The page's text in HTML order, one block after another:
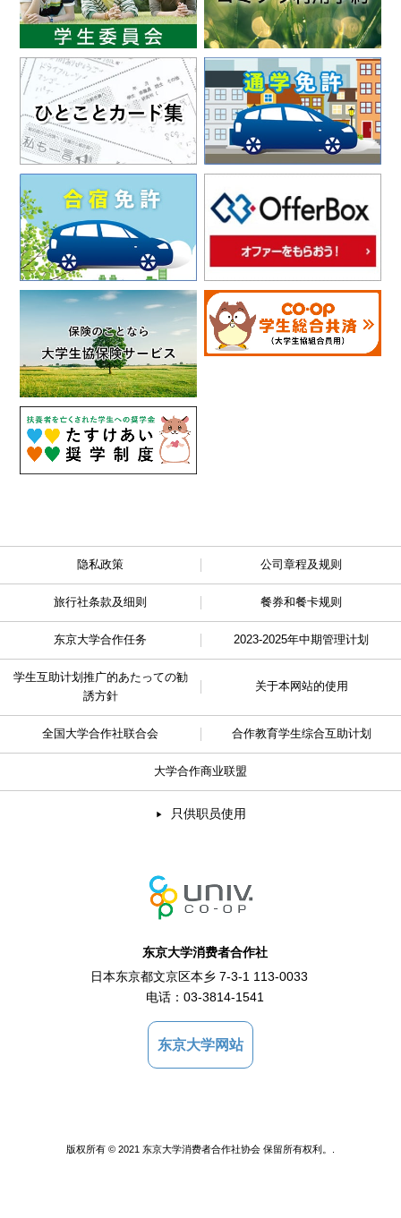
隐私政策 公司章程及规则
旅行社条款及细则 餐券和餐卡规则
东京大学合作任务 2023-2025年中期管理计划
学生互助计划推广的あたっての勧
誘方針
关于本网站的使用
全国大学合作社联合会 合作教育学生综合互助计划
大学合作商业联盟
只供职员使用
东京大学消费者合作社
日本东京都文京区本乡 7-3-1 113-0033
电话： 03-3814-1541
东京大学网站
版权所有 © 2021 东京大学消费者合作社协会 保留所有权利。.